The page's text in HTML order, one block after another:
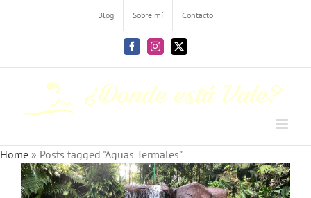
Blog Sobre mí Contacto
FacebookInstagram
X
Home » Posts tagged "Aguas Termales"